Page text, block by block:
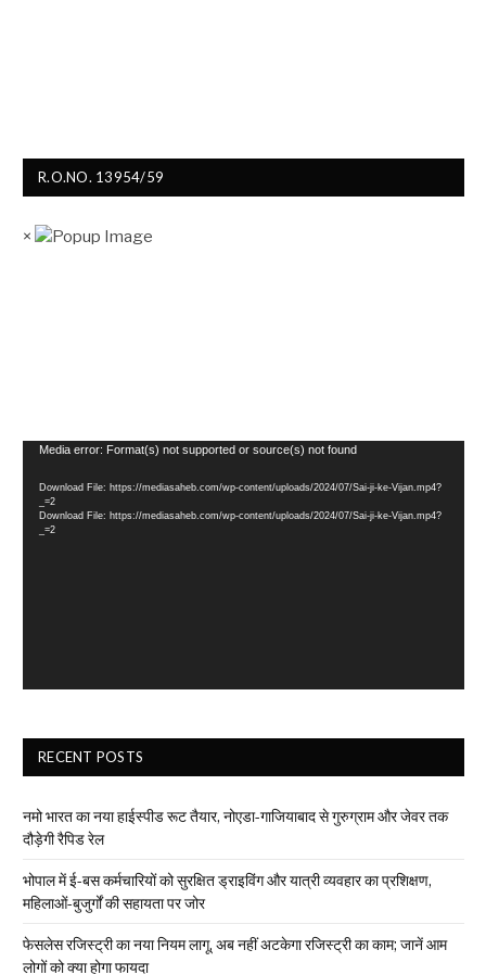
R.O.NO. 13954/59
×
Video
Media error: Format(s) not supported or source(s) not found
Download File: https://mediasaheb.com/wp-content/uploads/2024/07/Sai-ji-ke-Vijan.mp4?
_=2
Download File: https://mediasaheb.com/wp-content/uploads/2024/07/Sai-ji-ke-Vijan.mp4?
_=2
RECENT POSTS
नमो भारत का नया हाईस्पीड रूट तैयार, नोएडा-गाजियाबाद से गुरुग्राम और जेवर तक
दौड़ेगी रैपिड रेल
भोपाल में ई-बस कर्मचारियों को सुरक्षित ड्राइविंग और यात्री व्यवहार का प्रशिक्षण,
महिलाओं-बुजुर्गों की सहायता पर जोर
फेसलेस रजिस्ट्री का नया नियम लागू, अब नहीं अटकेगा रजिस्ट्री का काम; जानें आम
लोगों को क्या होगा फायदा